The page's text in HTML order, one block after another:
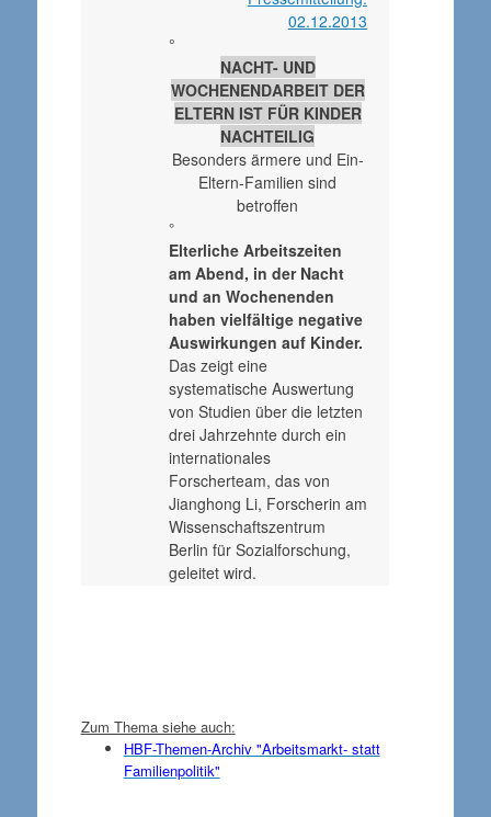
02.12.2013
°
NACHT- UND
WOCHENENDARBEIT DER
ELTERN IST FÜR KINDER
NACHTEILIG
Besonders ärmere und Ein-
Eltern-Familien sind
betroffen
°
Elterliche Arbeitszeiten
am Abend, in der Nacht
und an Wochenenden
haben vielfältige negative
Auswirkungen auf Kinder.
Das zeigt eine
systematische Auswertung
von Studien über die letzten
drei Jahrzehnte durch ein
internationales
Forscherteam, das von
Jianghong Li, Forscherin am
Wissenschaftszentrum
Berlin für Sozialforschung,
geleitet wird.
Zum Thema siehe auch:
HBF-Themen-Archiv "Arbeitsmarkt- statt
Familienpolitik"